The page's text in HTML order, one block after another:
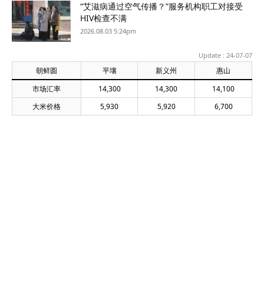
“艾滋病通过空气传播？”服务机构职工对接受
HIV检查不满
2026.08.03 5:24pm
Update : 24-07-07
朝鲜圆 平壤 新义州
惠山
市场汇率
14,300 14,300
14,100
大米价格
5,930 5,920 6,700